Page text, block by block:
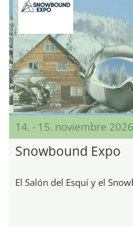
14. - 15. noviembre 2026
Snowbound Expo
El Salón del Esquí y el